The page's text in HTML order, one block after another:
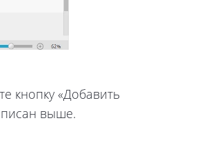
кнопку «Добавить
выше.